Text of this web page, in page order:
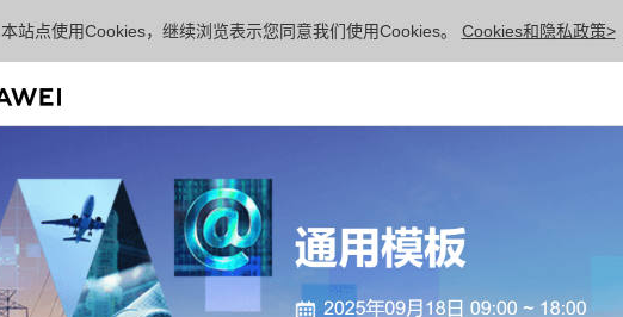
本站点使用Cookies，继续浏览表示您同意我们使用Cookies。 Cookies和隐私政策>